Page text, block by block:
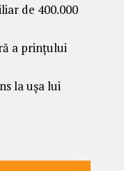
de 400.000
a prințului
la ușa lui